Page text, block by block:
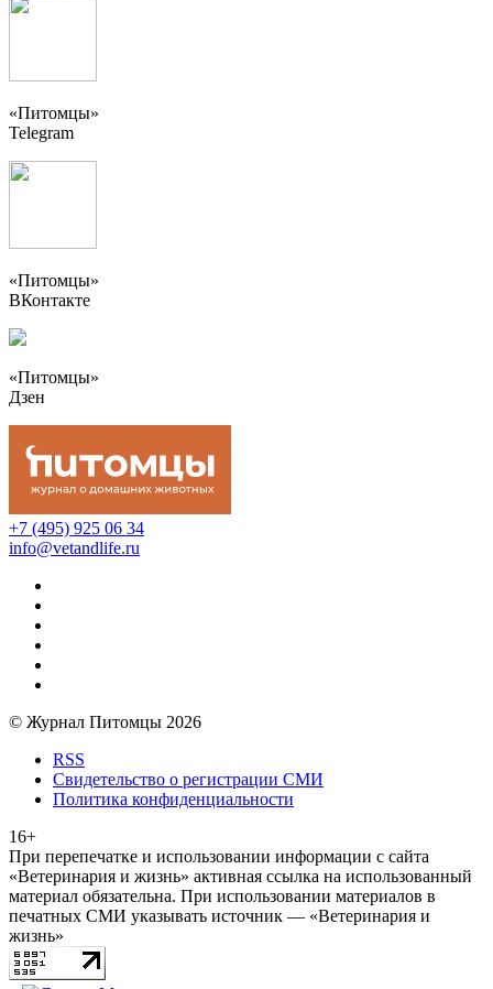
«Питомцы»
Telegram
«Питомцы»
ВКонтакте
«Питомцы»
Дзен
+7 (495) 925 06 34
info@vetandlife.ru
© Журнал Питомцы 2026
RSS
Свидетельство о регистрации СМИ
Политика конфиденциальности
16+
При перепечатке и использовании информации с сайта
«Ветеринария и жизнь» активная ссылка на использованный
материал обязательна. При использовании материалов в
печатных СМИ указывать источник — «Ветеринария и
жизнь»